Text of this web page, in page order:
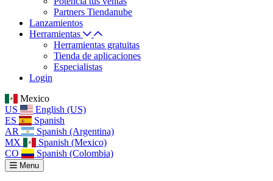
Partners Tiendanube
Lanzamientos
Herramientas
Herramientas gratuitas
Tienda de aplicaciones
Especialistas
Login
Mexico
US
English (US)
ES
Spanish
AR
Spanish (Argentina)
MX
Spanish (Mexico)
CO
Spanish (Colombia)
Menu